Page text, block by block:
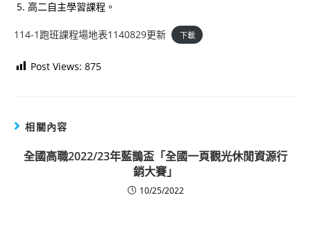
高二自主學習課程。
114-1跑班課程場地表1140829更新 下載
Post Views: 875
相關內容
全國高職2022/23年藍鵲盃「全國一頁觀光休閒資源行
銷大賽」
10/25/2022